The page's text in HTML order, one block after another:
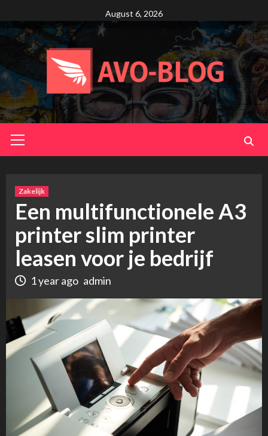
to
content
August 6, 2026
Menu
Zakelijk
Een multifunctionele A3
printer slim printer
leasen voor je bedrijf
1 year ago admin